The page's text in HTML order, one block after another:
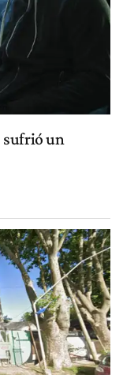
sufrió un